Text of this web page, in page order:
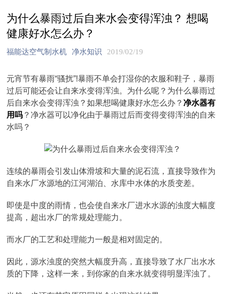
为什么暴雨过后自来水会变得浑浊？ 想喝
健康好水怎么办？
福能达空气制水机 净水知识 2019/02/19
元宵节有暴雨“骚扰”!暴雨不单会打湿你的衣服和鞋子，暴雨
过后可能还会让自来水变得浑浊。为什么呢？为什么暴雨过
后自来水会变得浑浊？如果想喝健康好水怎么办？净水器有
用吗 ？净水器可以净化由于暴雨过后而变得变得浑浊的自来
水吗？
连续的暴雨会引发山体滑坡和大量的泥石流，直接导致作为
自来水厂水源地的江河湖泊、水库中水体的水质变差。
即使是中度的雨情，也会使自来水厂进水水源的浊度大幅度
提高，超出水厂的常规处理能力。
而水厂的工艺和处理能力一般是相对固定的。
因此，源水浊度的突然大幅度升高，直接导致了水厂出水水
质的下降，这样一来，到你家的自来水就变得明显浑浊了。